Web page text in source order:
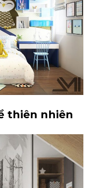
thiên nhiên